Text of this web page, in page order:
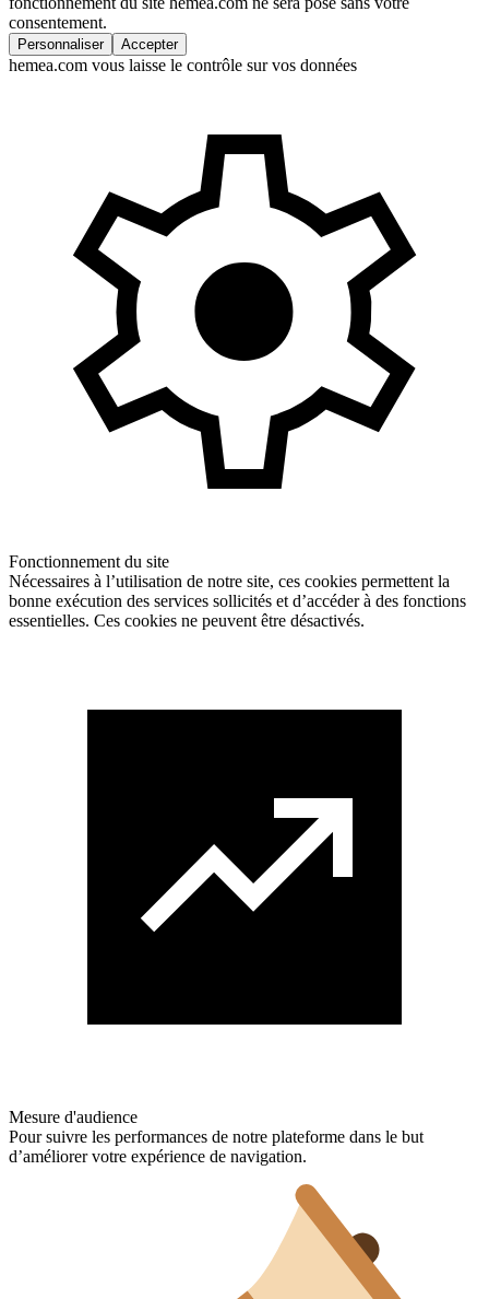
consentement.
Personnaliser Accepter
hemea.com vous laisse le contrôle sur vos données
Fonctionnement du site
Nécessaires à l’utilisation de notre site, ces cookies permettent la
bonne exécution des services sollicités et d’accéder à des fonctions
essentielles. Ces cookies ne peuvent être désactivés.
Mesure d'audience
Pour suivre les performances de notre plateforme dans le but
d’améliorer votre expérience de navigation.